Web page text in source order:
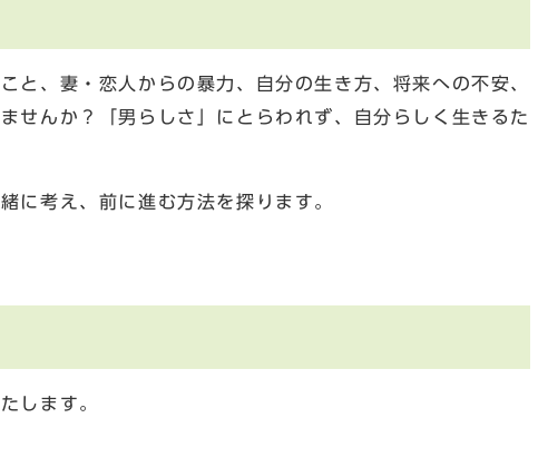
と、妻・恋人からの暴力、自分の生き方、将来への不安、
せんか？「男らしさ」にとらわれず、自分らしく生きるた
に考え、前に進む方法を探ります。
します。